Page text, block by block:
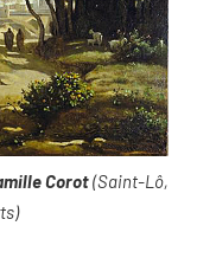
Corot(Saint-Lô,